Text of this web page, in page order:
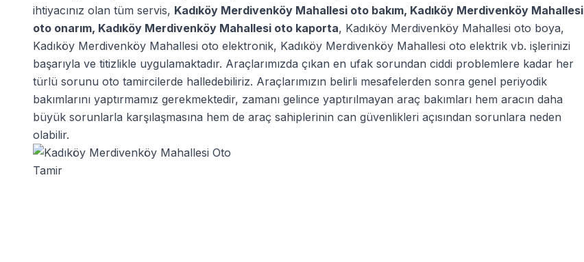
ihtiyacınız olan tüm servis, Kadıköy Merdivenköy Mahallesi oto bakım, Kadıköy Merdivenköy Mahallesi
oto onarım, Kadıköy Merdivenköy Mahallesi oto kaporta, Kadıköy Merdivenköy Mahallesi oto boya,
Kadıköy Merdivenköy Mahallesi oto elektronik, Kadıköy Merdivenköy Mahallesi oto elektrik vb. işlerinizi
başarıyla ve titizlikle uygulamaktadır. Araçlarımızda çıkan en ufak sorundan ciddi problemlere kadar her
türlü sorunu oto tamircilerde halledebiliriz. Araçlarımızın belirli mesafelerden sonra genel periyodik
bakımlarını yaptırmamız gerekmektedir, zamanı gelince yaptırılmayan araç bakımları hem aracın daha
büyük sorunlarla karşılaşmasına hem de araç sahiplerinin can güvenlikleri açısından sorunlara neden
olabilir.